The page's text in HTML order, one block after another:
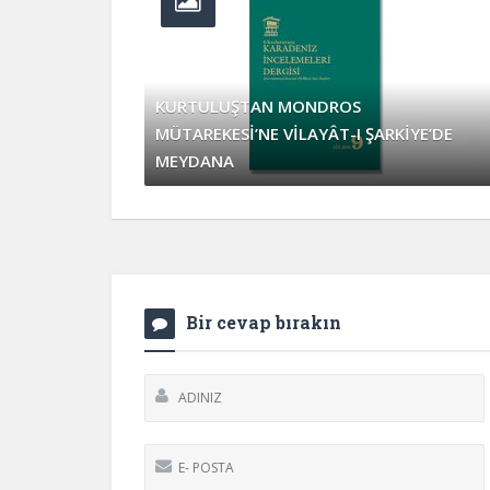
KURTULUŞTAN MONDROS
MÜTAREKESİ’NE VİLAYÂT-I ŞARKİYE’DE
MEYDANA
Bir cevap bırakın